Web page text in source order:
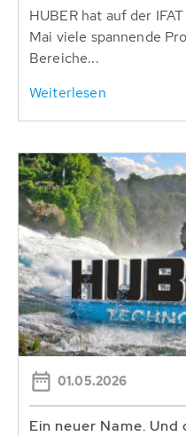
HUBER hat auf der
Mai viele spannende
Bereiche...
Weiterlesen
01.05.2026
Ein neuer Name.